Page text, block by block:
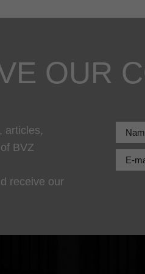
OUR
articles,
BVZ
receive our